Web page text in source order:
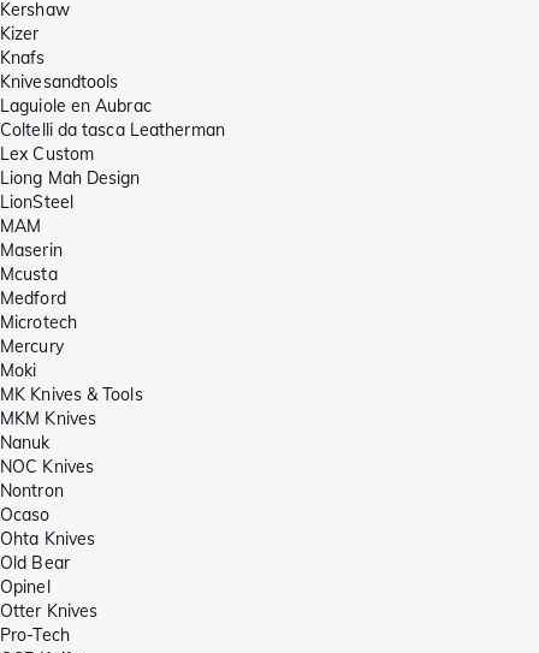
Kershaw
Kizer
Knafs
Knivesandtools
Laguiole en Aubrac
Coltelli da tasca Leatherman
Lex Custom
Liong Mah Design
LionSteel
MAM
Maserin
Mcusta
Medford
Microtech
Mercury
Moki
MK Knives & Tools
MKM Knives
Nanuk
NOC Knives
Nontron
Ocaso
Ohta Knives
Old Bear
Opinel
Otter Knives
Pro-Tech